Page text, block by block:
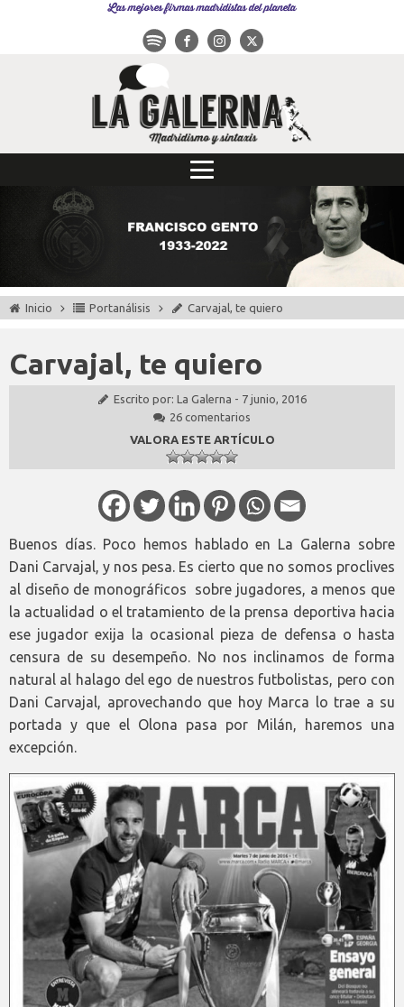
Las mejores firmas madridistas del planeta
Inicio Portanálisis Carvajal, te quiero
Carvajal, te quiero
Escrito por: La Galerna - 7 junio, 2016
26 comentarios
VALORA ESTE ARTÍCULO
Buenos días. Poco hemos hablado en La Galerna sobre
Dani Carvajal, y nos pesa. Es cierto que no somos proclives
al diseño de monográficos sobre jugadores, a menos que
la actualidad o el tratamiento de la prensa deportiva hacia
ese jugador exija la ocasional pieza de defensa o hasta
censura de su desempeño. No nos inclinamos de forma
natural al halago del ego de nuestros futbolistas, pero con
Dani Carvajal, aprovechando que hoy Marca lo trae a su
portada y que el Olona pasa por Milán, haremos una
excepción.